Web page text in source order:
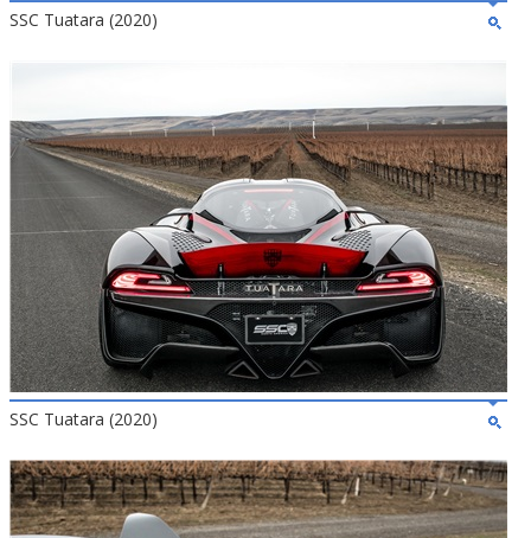
SSC Tuatara (2020)
SSC Tuatara (2020)